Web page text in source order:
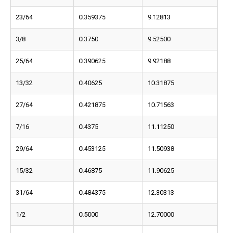
23/64 0.359375 9.12813
3/8 0.3750 9.52500
25/64 0.390625 9.92188
13/32 0.40625 10.31875
27/64 0.421875 10.71563
7/16 0.4375 11.11250
29/64 0.453125 11.50938
15/32 0.46875 11.90625
31/64 0.484375 12.30313
1/2 0.5000 12.70000